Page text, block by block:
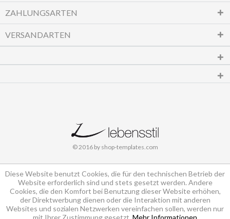
ZAHLUNGSARTEN
VERSANDARTEN
© 2016 by shop-templates.com
Diese Website benutzt Cookies, die für den technischen Betrieb der
Website erforderlich sind und stets gesetzt werden. Andere
Cookies, die den Komfort bei Benutzung dieser Website erhöhen,
der Direktwerbung dienen oder die Interaktion mit anderen
Websites und sozialen Netzwerken vereinfachen sollen, werden nur
mit Ihrer Zustimmung gesetzt. Mehr Informationen